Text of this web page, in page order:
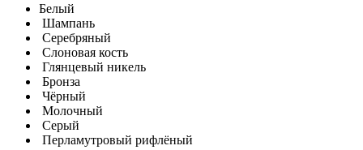
Белый
Шампань
Серебряный
Слоновая кость
Глянцевый никель
Бронза
Чёрный
Молочный
Серый
Перламутровый рифлёный